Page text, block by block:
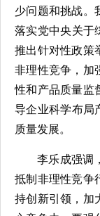
少问题和挑战。
落实党中央关于
推出针对性政策
非理性竞争，加
性和产品质量监
导企业科学布局
质量发展。
李乐成强调
抵制非理性竞争
持创新引领，加